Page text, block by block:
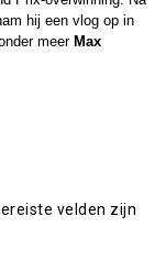
hij een vlog op in
meer Max
velden zijn